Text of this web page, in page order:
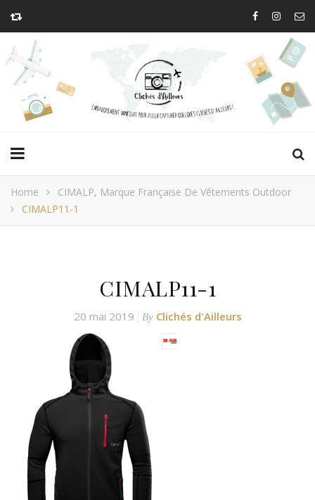
Home
CIMALP, Marque Française De Vêtements Outdoor
CIMALP11-1
CIMALP11-1
20 mai 2019 By Clichés d'Ailleurs